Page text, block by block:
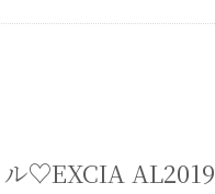
♡EXCIA AL2019